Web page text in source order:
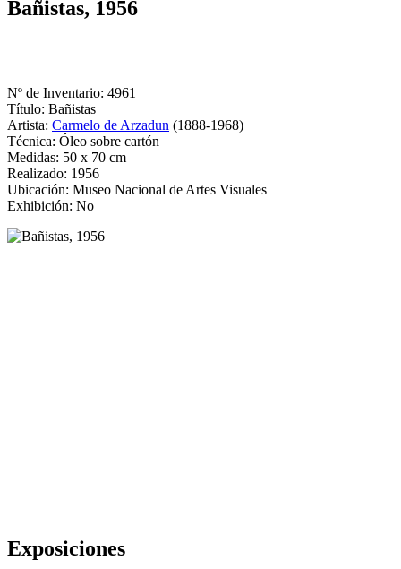
Bañistas, 1956
Nº de Inventario: 4961
Título: Bañistas
Artista: Carmelo de Arzadun (1888-1968)
Técnica: Óleo sobre cartón
Medidas: 50 x 70 cm
Realizado: 1956
Ubicación: Museo Nacional de Artes Visuales
Exhibición: No
Exposiciones